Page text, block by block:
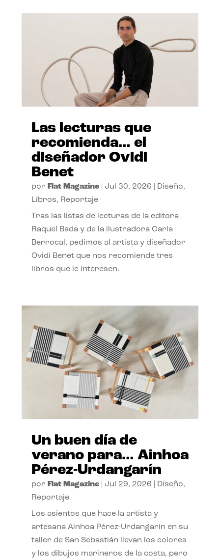
Las lecturas que
recomienda… el
diseñador Ovidi
Benet
por Flat Magazine| Jul 30, 2026 Diseño,
Libros, Reportaje
Tras las listas de lecturas de la editora
Raquel Bada y de la ilustradora Carla
Berrocal, pedimos al artista y diseñador
Ovidi Benet que nos recomiende tres
libros que le interesen.
Un buen día de
verano para… Ainhoa
Pérez-Urdangarín
por Flat Magazine| Jul 29, 2026 Diseño,
Reportaje
Los asientos que hace la artista y
artesana Ainhoa Pérez-Urdangarín en su
taller de San Sebastián llevan los colores
y los dibujos marineros de la costa, pero